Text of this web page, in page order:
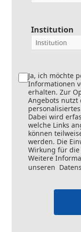
Institution
Ja, ich möchte
Informationen
erhalten. Zur
Angebots nutzt
Dabei wird
welche Links
können
werden. Die
Wirkung für
Weitere
unseren